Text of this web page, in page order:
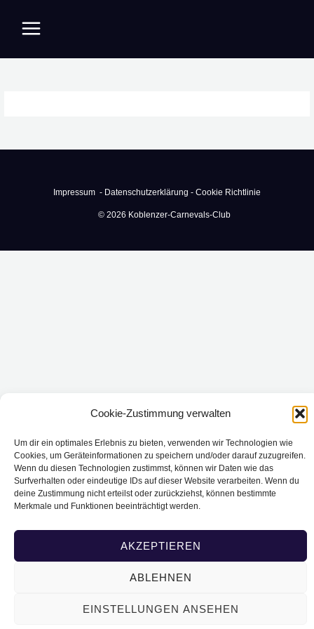
Cookie-Zustimmung verwalten
Um dir ein optimales Erlebnis zu bieten, verwenden wir Technologien wie
Cookies, um Geräteinformationen zu speichern und/oder darauf zuzugreifen.
Wenn du diesen Technologien zustimmst, können wir Daten wie das
Surfverhalten oder eindeutige IDs auf dieser Website verarbeiten. Wenn du
deine Zustimmung nicht erteilst oder zurückziehst, können bestimmte
Merkmale und Funktionen beeinträchtigt werden.
AKZEPTIEREN
ABLEHNEN
EINSTELLUNGEN ANSEHEN
springen
Impressum - Datenschutzerklärung - Cookie Richtlinie
© 2026 Koblenzer-Carnevals-Club